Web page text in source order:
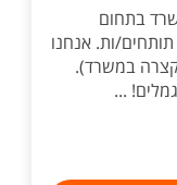
בתחום
ות. אנחנו
במשרד).
...